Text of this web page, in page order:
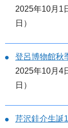
2025年10月1
日）
登呂博物館秋
2025年10月4
日）
芹沢銈介生